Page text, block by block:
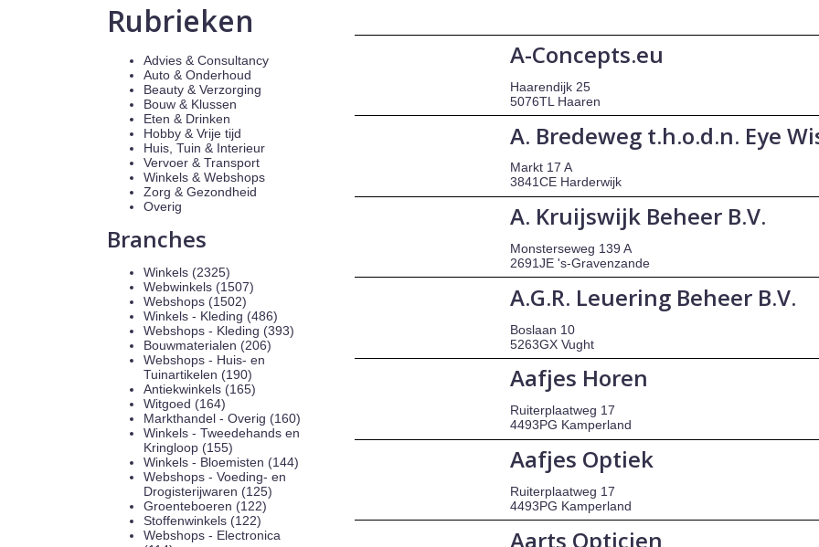
Rubrieken
Advies & Consultancy
Auto & Onderhoud
Beauty & Verzorging
Bouw & Klussen
Eten & Drinken
Hobby & Vrije tijd
Huis, Tuin & Interieur
Vervoer & Transport
Winkels & Webshops
Zorg & Gezondheid
Overig
Branches
Winkels (2325)
Webwinkels (1507)
Webshops (1502)
Winkels - Kleding (486)
Webshops - Kleding (393)
Bouwmaterialen (206)
Webshops - Huis- en
Tuinartikelen (190)
Antiekwinkels (165)
Witgoed (164)
Markthandel - Overig (160)
Winkels - Tweedehands en
Kringloop (155)
Winkels - Bloemisten (144)
Webshops - Voeding- en
Drogisterijwaren (125)
Groenteboeren (122)
Stoffenwinkels (122)
Webshops - Electronica
A-Concepts.eu
Haarendijk 25
5076TL Haaren
A. Bredeweg t.h.o.d.n. Eye
Markt 17 A
3841CE Harderwijk
A. Kruijswijk Beheer B.V.
Monsterseweg 139 A
2691JE 's-Gravenzande
A.G.R. Leuering Beheer B.V.
Boslaan 10
5263GX Vught
Aafjes Horen
Ruiterplaatweg 17
4493PG Kamperland
Aafjes Optiek
Ruiterplaatweg 17
4493PG Kamperland
Aarts Opticien